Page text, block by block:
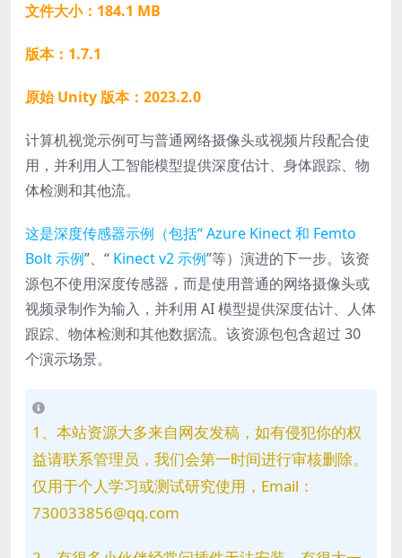
文件大小：184.1 MB
版本：1.7.1
原始 Unity 版本：2023.2.0
计算机视觉示例可与普通网络摄像头或视频片段配合使
用，并利用人工智能模型提供深度估计、身体跟踪、物
体检测和其他流。
这是深度传感器示例（包括“ Azure Kinect 和 Femto
Bolt 示例”、“ Kinect v2 示例”等）演进的下一步。该资
源包不使用深度传感器，而是使用普通的网络摄像头或
视频录制作为输入，并利用 AI 模型提供深度估计、人体
跟踪、物体检测和其他数据流。该资源包包含超过 30
个演示场景。
1、本站资源大多来自网友发稿，如有侵犯你的权
益请联系管理员，我们会第一时间进行审核删除。
仅用于个人学习或测试研究使用，Email：
730033856@qq.com